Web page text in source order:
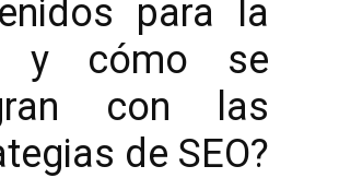
para la
y cómo se
con las
de SEO?